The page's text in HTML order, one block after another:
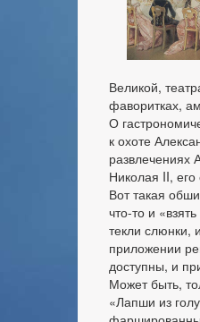
Великой,
фаворитках,
О
к охоте
развлечениях
Николая II,
Вот такая
что-то и
текли слюнки,
приложении
доступны, и
Может быть,
«Лапши из